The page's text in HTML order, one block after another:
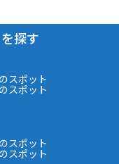
探す
スポット
スポット
スポット
スポット